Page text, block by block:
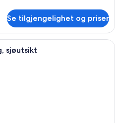
Se tilgjengelighet og priser
Sengetøy av topp kvalitet, minibar,
sjøutsikt